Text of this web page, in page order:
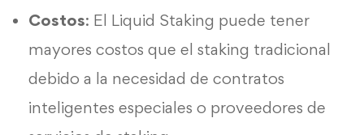
Costos: El Liquid Staking puede tener
mayores costos que el staking tradicional
debido a la necesidad de contratos
inteligentes especiales o proveedores de